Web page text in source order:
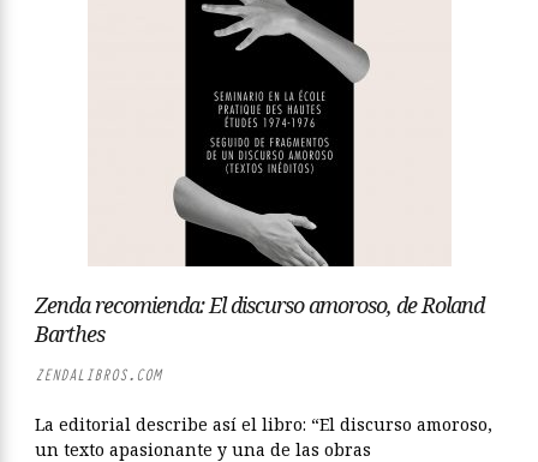
Zenda recomienda: El discurso amoroso, de Roland
Barthes
ZENDALIBROS.COM
La editorial describe así el libro: “El discurso amoroso,
un texto apasionante y una de las obras